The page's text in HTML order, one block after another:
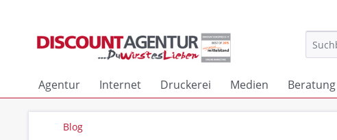
Agentur Internet Druckerei Medien Beratung
Blog